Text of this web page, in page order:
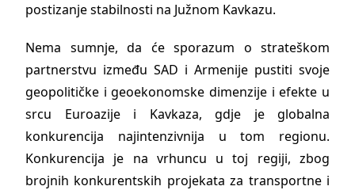
postizanje stabilnosti na Južnom Kavkazu.
Nema sumnje, da će sporazum o strateškom
partnerstvu između SAD i Armenije pustiti svoje
geopolitičke i geoekonomske dimenzije i efekte u
srcu Euroazije i Kavkaza, gdje je globalna
konkurencija najintenzivnija u tom regionu.
Konkurencija je na vrhuncu u toj regiji, zbog
brojnih konkurentskih projekata za transportne i